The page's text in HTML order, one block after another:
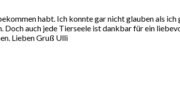
habt. Ich konnte gar nicht glauben als
auch jede Tierseele ist dankbar für ein
Lieben Gruß Ulli